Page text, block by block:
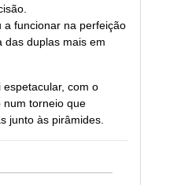
a funcionar na perfeição
das duplas mais em
espetacular, com o
num torneio que
junto às pirâmides.